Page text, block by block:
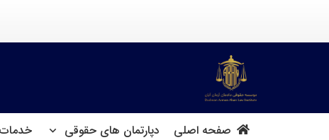
صفحه اصلی دپارتمان های حقوقی